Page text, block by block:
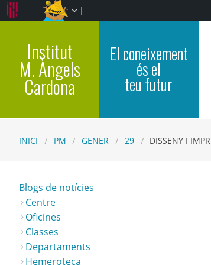
Institut
M. Àngels
Cardona
El coneixement
és el
teu futur
INICI PM GENER 29 DISSENY I
Blogs de notícies
Centre
Oficines
Classes
Departaments
Hemeroteca